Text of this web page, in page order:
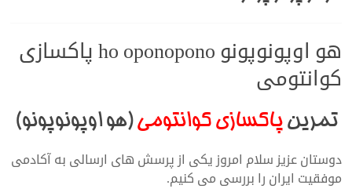
هو اوپونوپونو ho oponopono پاکسازی
کوانتومی
تمرینپاکسازی کوانتومی(هو اوپونوپونو)
دوستان عزیز سلام امروز یکی از پرسش های ارسالی به آکادمی
موفقیت ایران را بررسی می کنیم.